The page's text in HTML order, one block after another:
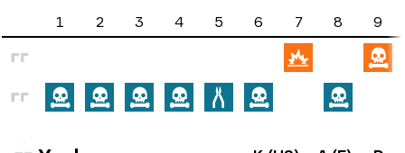
1 2 3 4 5 6 7 8 9